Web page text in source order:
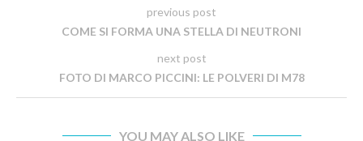
previous post
COME SI FORMA UNA STELLA DI NEUTRONI
next post
FOTO DI MARCO PICCINI: LE POLVERI DI M78
YOU MAY ALSO LIKE